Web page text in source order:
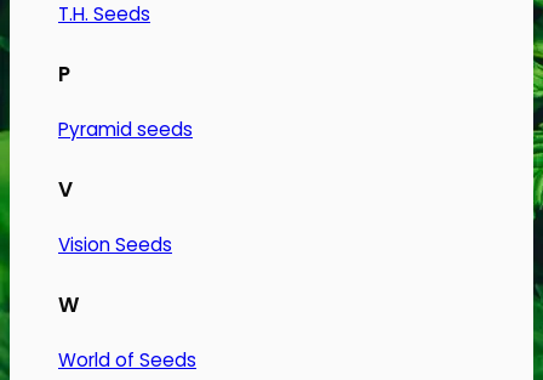
T.H. Seeds
P
Pyramid seeds
V
Vision Seeds
W
World of Seeds